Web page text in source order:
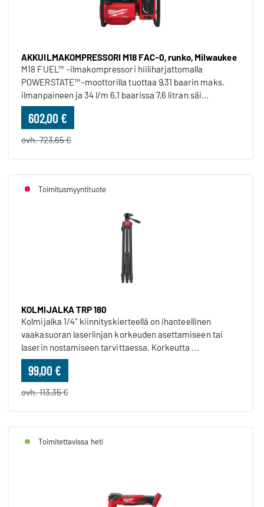
AKKUILMAKOMPRESSORI M18 FAC-0, runko, Milwaukee
M18 FUEL™ -ilmakompressori hiiliharjattomalla
POWERSTATE™-moottorilla tuottaa 9,31 baarin maks.
ilmanpaineen ja 34 l/m 6,1 baarissa 7,6 litran säi...
602,00 €
ovh. 723,65 €
Toimitusmyyntituote
KOLMIJALKA TRP 180
Kolmijalka 1/4" kiinnityskierteellä on ihanteellinen
vaakasuoran laserlinjan korkeuden asettamiseen tai
laserin nostamiseen tarvittaessa. Korkeutta ...
99,00 €
ovh. 113,35 €
Toimitettavissa heti